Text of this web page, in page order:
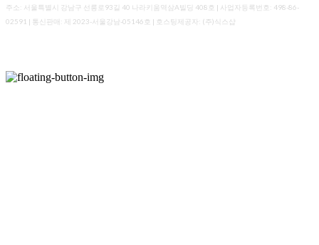
주소: 서울특별시 강남구 선릉로93길 40 나라키움역삼A빌딩 408호 | 사업자등록번호: 498-86-
02591 | 통신판매: 제 2023-서울강남-05146호 | 호스팅제공자: (주)식스샵